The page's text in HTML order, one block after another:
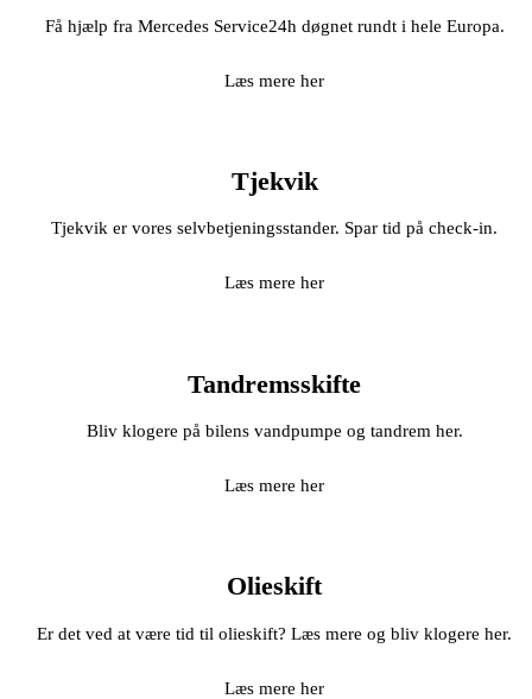
Få hjælp fra Mercedes Service24h døgnet rundt i hele Europa.
Læs mere her
Tjekvik
Tjekvik er vores selvbetjeningsstander. Spar tid på check-in.
Læs mere her
Tandremsskifte
Bliv klogere på bilens vandpumpe og tandrem her.
Læs mere her
Olieskift
Er det ved at være tid til olieskift? Læs mere og bliv klogere her.
Læs mere her